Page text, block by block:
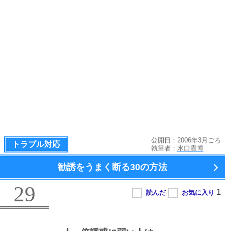
トラブル対応
公開日：2006年3月ごろ
執筆者： 水口貴博
勧誘をうまく断る30の方法
29